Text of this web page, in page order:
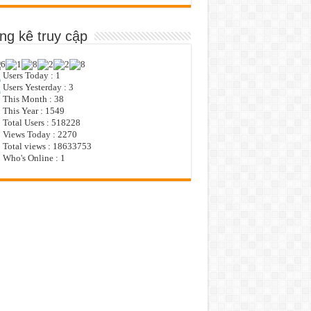
kê truy cập
Users Today : 1
Users Yesterday : 3
This Month : 38
This Year : 1549
Total Users : 518228
Views Today : 2270
Total views : 18633753
Who's Online : 1